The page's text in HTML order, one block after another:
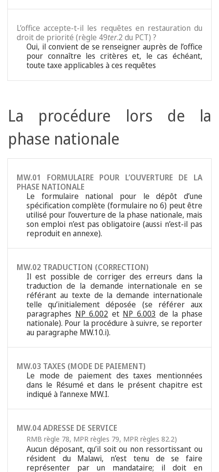
L’office accepte-t-il les requêtes en restauration du
droit de priorité (règle 49ter.2 du PCT) ?
Oui, il convient de se renseigner auprès de l’office
pour connaître les critères et, le cas échéant,
toute taxe applicables à ces requêtes
La procédure lors de la
phase nationale
MW.01 FORMULAIRE POUR L’OUVERTURE DE LA
PHASE NATIONALE
Le formulaire national pour le dépôt d’une
spécification complète (formulaire no 6) peut être
utilisé pour l’ouverture de la phase nationale, mais
son emploi n’est pas obligatoire (aussi n’est-il pas
reproduit en annexe).
MW.02 TRADUCTION (CORRECTION)
Il est possible de corriger des erreurs dans la
traduction de la demande internationale en se
référant au texte de la demande internationale
telle qu’initialement déposée (se référer aux
paragraphes NP 6.002 et NP 6.003 de la phase
nationale). Pour la procédure à suivre, se reporter
au paragraphe MW.10.i).
MW.03 TAXES (MODE DE PAIEMENT)
Le mode de paiement des taxes mentionnées
dans le Résumé et dans le présent chapitre est
indiqué à l’annexe MW.I.
MW.04 ADRESSE DE SERVICE
RMB règle 78, MPR règles 79, MPR règles 82.2)
Aucun déposant, qu’il soit ou non ressortissant ou
résident du Malawi, n’est tenu de se faire
représenter par un mandataire; il doit en